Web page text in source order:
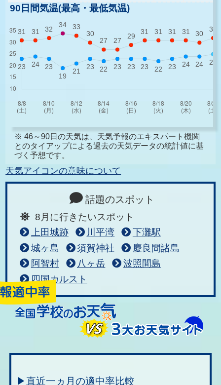
90日間気温(最高・最低気温)
※ 46～90日の天気は、天気予報のエキスパート機関
とのタイアップによる過去の天気データの統計値に基
づく予想です。
天気アイコンの意味について
話題のスポット
8月に行きたいスポット
上田城跡
川平湾
下灘駅
城ヶ島
須賀神社
慶良間諸島
阿智村
八ヶ岳
波照間島
四国カルスト
▶直近一ヵ月の適中率比較